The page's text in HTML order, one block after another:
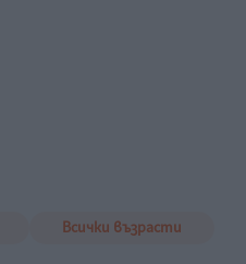
Всички възрасти